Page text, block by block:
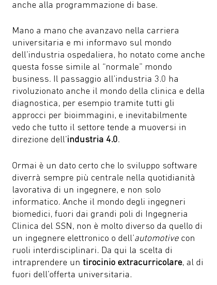
anche alla programmazione di base.
Mano a mano che avanzavo nella carriera
universitaria e mi informavo sul mondo
dell’industria ospedaliera, ho notato come anche
questa fosse simile al “normale” mondo
business. Il passaggio all’industria 3.0 ha
rivoluzionato anche il mondo della clinica e della
diagnostica, per esempio tramite tutti gli
approcci per bioimmagini, e inevitabilmente
vedo che tutto il settore tende a muoversi in
direzione dell’industria 4.0.
Ormai è un dato certo che lo sviluppo software
diverrà sempre più centrale nella quotidianità
lavorativa di un ingegnere, e non solo
informatico. Anche il mondo degli ingegneri
biomedici, fuori dai grandi poli di Ingegneria
Clinica del SSN, non è molto diverso da quello di
un ingegnere elettronico o dell’automotive con
ruoli interdisciplinari. Da qui la scelta di
intraprendere un tirocinio extracurricolare, al di
fuori dell’offerta universitaria.